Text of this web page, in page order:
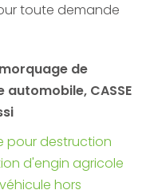
toute demande
de
automobile, CASSE
pour destruction
d'engin agricole
hors